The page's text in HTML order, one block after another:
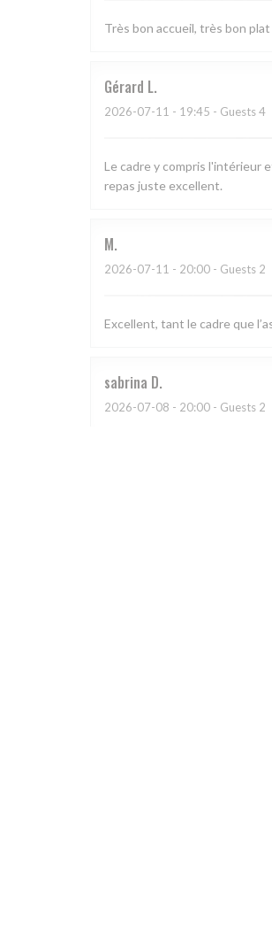
Très bon accueil, très bon
Gérard L
2026-07-11 - 19:45 - Guests 4
Le cadre y compris l'intérieur
repas juste excellent.
M
2026-07-11 - 20:00 - Guests 2
Excellent, tant le cadre que
sabrina D
2026-07-08 - 20:00 - Guests 2